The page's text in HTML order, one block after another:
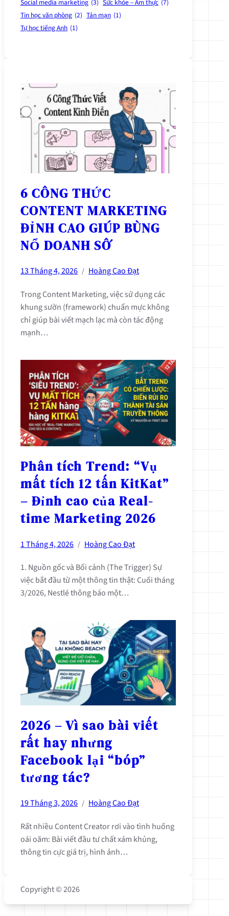
Social media marketing (3) Sức khỏe – Ẩm thực (7)
Tin học văn phòng (2) Tản mạn (1)
Tự học tiếng Anh (1)
6 CÔNG THỨC
CONTENT MARKETING
ĐỈNH CAO GIÚP BÙNG
NỔ DOANH SỐ
13 Tháng 4, 2026 / Hoàng Cao Đạt
Trong Content Marketing, việc sử dụng các
khung sườn (framework) chuẩn mực không
chỉ giúp bài viết mạch lạc mà còn tác động
mạnh…
Phân tích Trend: “Vụ
mất tích 12 tấn KitKat”
– Đỉnh cao của Real-
time Marketing 2026
1 Tháng 4, 2026 / Hoàng Cao Đạt
1. Nguồn gốc và Bối cảnh (The Trigger) Sự
việc bắt đầu từ một thông tin thật: Cuối tháng
3/2026, Nestlé thông báo một…
2026 – Vì sao bài viết
rất hay nhưng
Facebook lại “bóp”
tương tác?
19 Tháng 3, 2026 / Hoàng Cao Đạt
Rất nhiều Content Creator rơi vào tình huống
oái oăm: Bài viết đầu tư chất xám khủng,
thông tin cực giá trị, hình ảnh…
Copyright © 2026